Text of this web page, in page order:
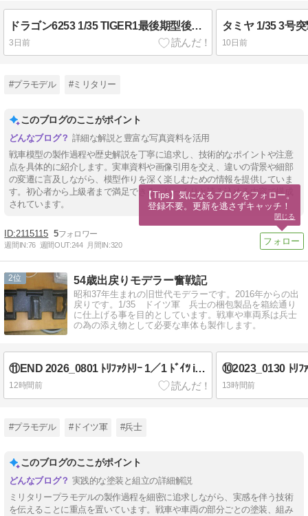
ドラゴン6253 1/35 TIGER1最後期型後期（Final Late）（5）
3日前 10日前
#プラモデル #ミリタリー
このブログのここがポイント
詳細な解説と豊富な写真資料を活用
戦車模型の製作過程や歴史解説を丁寧に追求し、技術的なポイントや注意
点を具体的に紹介します。実車資料や画像引用を交え、違いの背景や細部
の変遷に言及しながら、模型作りを深く楽しむための情報を提供していま
す。初心者から上級者まで満足できる、じっくりと読み込める内容で構成
されています。
2115115 5
週間IN:76 週間OUT:244 月間IN:320
2 54歳出戻りモデラー奮戦記
昭和37年生まれの旧世代モデラーです。2016年からの出
戻りです。1/35 ドイツ軍 兵士の梱包製品を箱絵通り
に仕上げる事を目的としています。戦車や車両系は兵士
の為の添え物として必要な車体も製作します。
⑪END 2026_0801 ﾄﾘﾌｧｸﾄﾘｰ 1／1 ﾄﾞｲﾂ iiiiv号戦車 40cm履帯(中期型) 完成写真
12時間前 13時間前
#プラモデル #ドイツ軍 #兵士
このブログのここがポイント
実践的な塗装と組立の詳細解説
ミリタリープラモデルの製作過程を細密に追求しながら、実感を伴う技術
を伝えることに重点を置いています。戦車や車両の部分ごとの塗装、組み
【Tips】気になるブログをフォロー。
登録不要。更新を逃さずキャッチ！
閉じる